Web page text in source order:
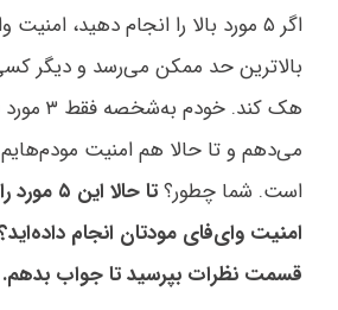
اگر ۵ مورد بالا را انجام دهید،
بالاترین حد ممکن می‌رسد و دیگر
هک کند.
می‌دهم و تا حالا هم امنیت مودم‌هایم
است. شما چطور؟
تا حالا
امنیت وای‌فای مودتان انجام
قسمت نظرات بپرسید تا جواب بدهم.